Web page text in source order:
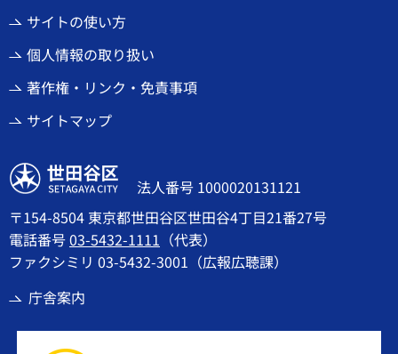
サイトの使い方
個人情報の取り扱い
著作権・リンク・免責事項
サイトマップ
世田谷区
法人番号 1000020131121
〒154-8504 東京都世田谷区世田谷4丁目21番27号
電話番号03-5432-1111 （代表）
ファクシミリ 03-5432-3001（広報広聴課）
庁舎案内